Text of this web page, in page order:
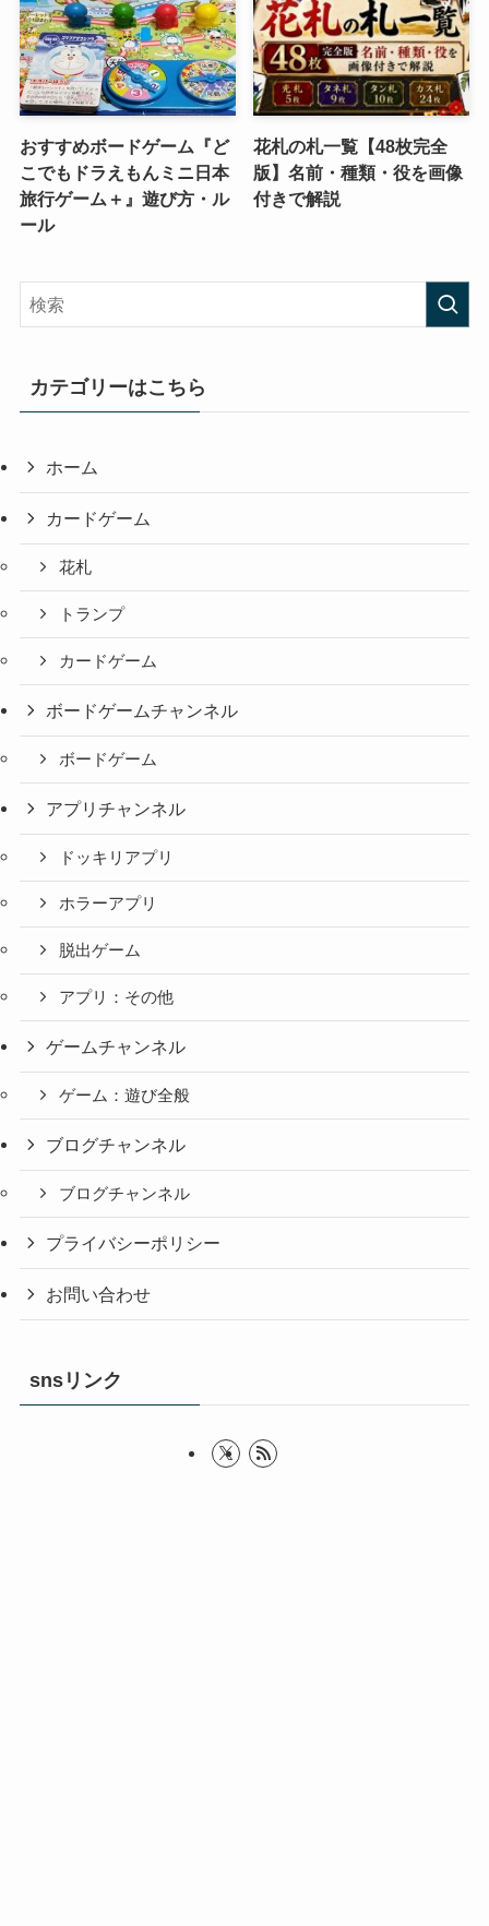
おすすめボードゲーム『ど
こでもドラえもんミニ日本
旅行ゲーム＋』遊び方・ル
ール
花札の札一覧【48枚完全
版】名前・種類・役を画像
付きで解説
カテゴリーはこちら
ホーム
カードゲーム
花札
トランプ
カードゲーム
ボードゲームチャンネル
ボードゲーム
アプリチャンネル
ドッキリアプリ
ホラーアプリ
脱出ゲーム
アプリ：その他
ゲームチャンネル
ゲーム：遊び全般
ブログチャンネル
ブログチャンネル
プライバシーポリシー
お問い合わせ
snsリンク